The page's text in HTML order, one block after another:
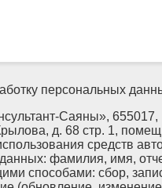
персональных
Саяны», 655017,
д. 68 стр. 1,
средств
фамилия, имя,
способами: сбор,